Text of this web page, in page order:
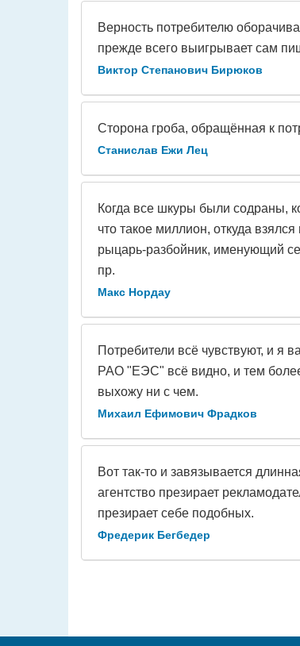
Верность потребителю
прежде всего выигрывает сам
Виктор Степанович Бирюков
Сторона гроба, обращённая к
Станислав Ежи Лец
Когда все шкуры были содраны,
что такое миллион, откуда
рыцарь-разбойник, именующий
пр.
Макс Нордау
Потребители всё чувствуют, и я
РАО "ЕЭС" всё видно, и тем
выхожу ни с чем.
Михаил Ефимович Фрадков
Вот так-то и завязывается
агентство презирает
презирает себе подобных.
Фредерик Бегбедер